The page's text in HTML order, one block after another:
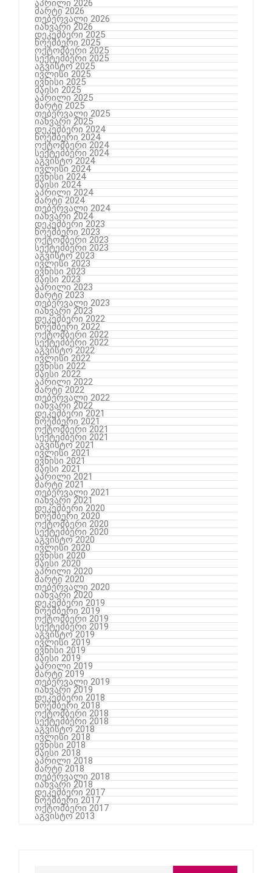
აპრილი 2026
მარტი 2026
თებერვალი 2026
იანვარი 2026
დეკემბერი 2025
ნოემბერი 2025
ოქტომბერი 2025
სექტემბერი 2025
აგვისტო 2025
ივლისი 2025
ივნისი 2025
მაისი 2025
აპრილი 2025
მარტი 2025
თებერვალი 2025
იანვარი 2025
დეკემბერი 2024
ნოემბერი 2024
ოქტომბერი 2024
სექტემბერი 2024
აგვისტო 2024
ივლისი 2024
ივნისი 2024
მაისი 2024
აპრილი 2024
მარტი 2024
თებერვალი 2024
იანვარი 2024
დეკემბერი 2023
ნოემბერი 2023
ოქტომბერი 2023
სექტემბერი 2023
აგვისტო 2023
ივლისი 2023
ივნისი 2023
მაისი 2023
აპრილი 2023
მარტი 2023
თებერვალი 2023
იანვარი 2023
დეკემბერი 2022
ნოემბერი 2022
ოქტომბერი 2022
სექტემბერი 2022
აგვისტო 2022
ივლისი 2022
ივნისი 2022
მაისი 2022
აპრილი 2022
მარტი 2022
თებერვალი 2022
იანვარი 2022
დეკემბერი 2021
ნოემბერი 2021
ოქტომბერი 2021
სექტემბერი 2021
აგვისტო 2021
ივლისი 2021
ივნისი 2021
მაისი 2021
აპრილი 2021
მარტი 2021
თებერვალი 2021
იანვარი 2021
დეკემბერი 2020
ნოემბერი 2020
ოქტომბერი 2020
სექტემბერი 2020
აგვისტო 2020
ივლისი 2020
ივნისი 2020
მაისი 2020
აპრილი 2020
მარტი 2020
თებერვალი 2020
იანვარი 2020
დეკემბერი 2019
ნოემბერი 2019
ოქტომბერი 2019
სექტემბერი 2019
აგვისტო 2019
ივლისი 2019
ივნისი 2019
მაისი 2019
აპრილი 2019
მარტი 2019
თებერვალი 2019
იანვარი 2019
დეკემბერი 2018
ნოემბერი 2018
ოქტომბერი 2018
სექტემბერი 2018
აგვისტო 2018
ივლისი 2018
ივნისი 2018
მაისი 2018
აპრილი 2018
მარტი 2018
თებერვალი 2018
იანვარი 2018
დეკემბერი 2017
ნოემბერი 2017
ოქტომბერი 2017
აგვისტო 2013